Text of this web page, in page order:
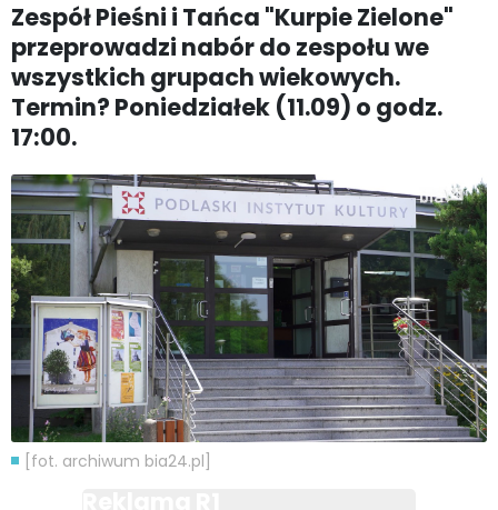
Zespół Pieśni i Tańca "Kurpie Zielone"
przeprowadzi nabór do zespołu we
wszystkich grupach wiekowych.
Termin? Poniedziałek (11.09) o godz.
17:00.
[fot. archiwum bia24.pl]